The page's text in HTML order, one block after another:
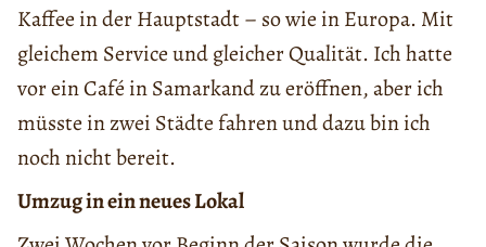
Kaffee in der Hauptstadt – so wie in Europa. Mit
gleichem Service und gleicher Qualität. Ich hatte
vor ein Café in Samarkand zu eröffnen, aber ich
müsste in zwei Städte fahren und dazu bin ich
noch nicht bereit.
Umzug in ein neues Lokal